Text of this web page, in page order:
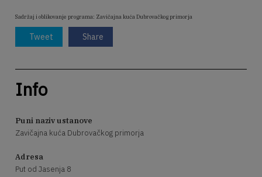
Sadržaj i oblikovanje programa: Zavičajna kuća Dubrovačkog primorja
Tweet Share
Info
Puni naziv ustanove
Zavičajna kuća Dubrovačkog primorja
Adresa
Put od Jasenja 8